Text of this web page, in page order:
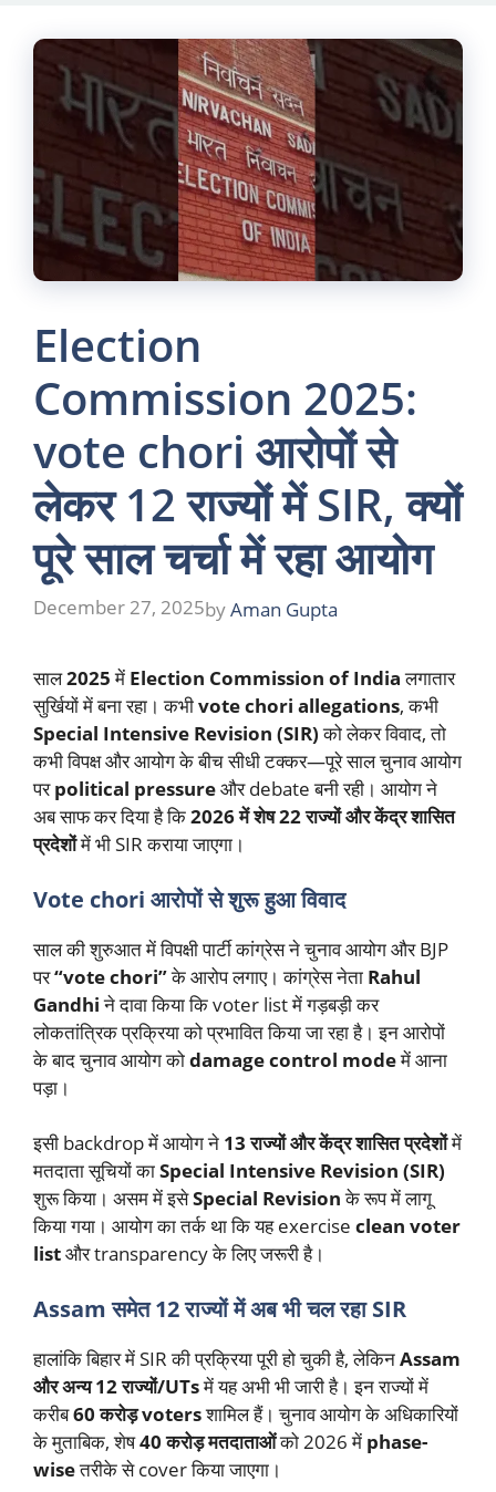
content
Election
Commission 2025:
vote chori आरोपों से
लेकर 12 राज्यों में SIR, क्यों
पूरे साल चर्चा में रहा आयोग
December 27, 2025byAman Gupta
साल2025में Election Commission of Indiaलगातार
सुर्खियों में बना रहा। कभीvote chori allegations, कभी
Special Intensive Revision (SIR)को लेकर विवाद, तो
कभी विपक्ष और आयोग के बीच सीधी टक्कर—पूरे साल चुनाव आयोग
परpolitical pressureऔर debate बनी रही। आयोग ने
अब साफ कर दिया है कि2026 में शेष 22 राज्यों और केंद्र शासित
प्रदेशोंमें भी SIR कराया जाएगा।
Vote chori आरोपों से शुरू हुआ विवाद
साल की शुरुआत में विपक्षी पार्टी कांग्रेस ने चुनाव आयोग और BJP
पर“vote chori”के आरोप लगाए। कांग्रेस नेता Rahul
Gandhiने दावा किया कि voter list में गड़बड़ी कर
लोकतांत्रिक प्रक्रिया को प्रभावित किया जा रहा है। इन आरोपों
के बाद चुनाव आयोग कोdamage control modeमें आना
पड़ा।
इसी backdrop में आयोग ने 13 राज्यों और केंद्र शासित प्रदेशोंमें
मतदाता सूचियों काSpecial Intensive Revision (SIR)
शुरू किया। असम में इसेSpecial Revisionके रूप में लागू
किया गया। आयोग का तर्क था कि यह exercise clean voter
listऔर transparency के लिए जरूरी है।
Assam समेत 12 राज्यों में अब भी चल रहा SIR
हालांकि बिहार में SIR की प्रक्रिया पूरी हो चुकी है, लेकिनAssam
और अन्य 12 राज्यों/UTsमें यह अभी भी जारी है। इन राज्यों में
करीब60 करोड़ votersशामिल हैं। चुनाव आयोग के अधिकारियों
के मुताबिक, शेष40 करोड़ मतदाताओंको 2026 में phase-
wiseतरीके से cover किया जाएगा।